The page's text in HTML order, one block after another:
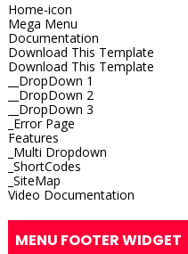
Home-icon
Mega Menu
Documentation
Download This Template
Download This Template
__DropDown 1
__DropDown 2
__DropDown 3
_Error Page
Features
_Multi Dropdown
_ShortCodes
_SiteMap
Video Documentation
MENU FOOTER WIDGET